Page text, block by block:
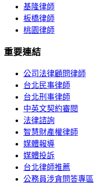
基隆律師
板橋律師
桃園律師
重要連結
公司法律顧問律師
台北民事律師
台北刑事律師
中英文契約審閱
法律諮詢
智慧財產權律師
媒體報導
媒體投訴
台北律師推薦
公務員涉貪問答專區